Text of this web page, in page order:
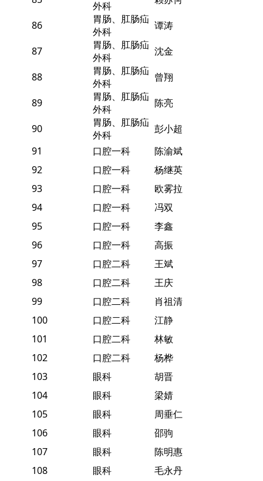
外科
86
胃肠、肛肠疝
外科
谭涛
87
胃肠、肛肠疝
外科
沈金
88
胃肠、肛肠疝
外科
曾翔
89
胃肠、肛肠疝
外科
陈亮
90
胃肠、肛肠疝
外科
彭小超
91
口腔一科
陈渝斌
92
口腔一科
杨继英
93
口腔一科
欧雾拉
94
口腔一科
冯双
95
口腔一科
李鑫
96
口腔一科
高振
97
口腔二科
王斌
98
口腔二科
王庆
99
口腔二科
肖祖清
100
口腔二科
江静
101
口腔二科
林敏
102
口腔二科
杨桦
103
眼科
胡晋
104
眼科
梁婧
105
眼科
周垂仁
106
眼科
邵驹
107
眼科
陈明惠
108
眼科
毛永丹